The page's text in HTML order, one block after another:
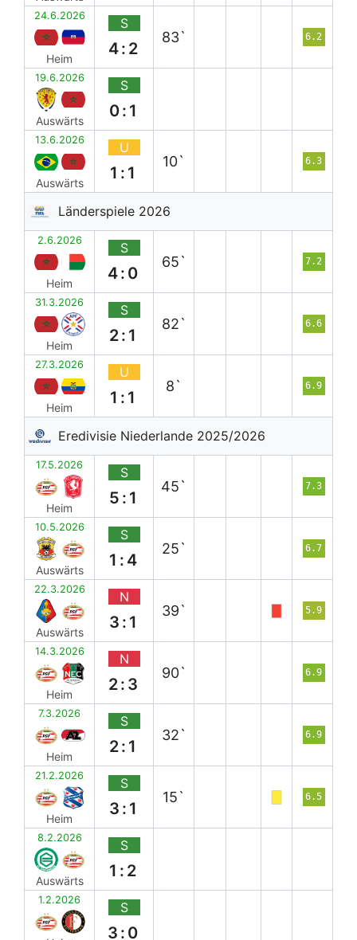
24.6.2026
Heim
S
4:2
83` 6.2
19.6.2026
Auswärts
S
0:1
13.6.2026
Auswärts
U
1:1
10` 6.3
Länderspiele 2026
2.6.2026
Heim
S
4:0
65` 7.2
31.3.2026
Heim
S
2:1
82` 6.6
27.3.2026
Heim
U
1:1
8` 6.9
Eredivisie Niederlande 2025/2026
17.5.2026
Heim
S
5:1
45` 7.3
10.5.2026
Auswärts
S
1:4
25` 6.7
22.3.2026
Auswärts
N
3:1
39` 5.9
14.3.2026
Heim
N
2:3
90` 6.9
7.3.2026
Heim
S
2:1
32` 6.9
21.2.2026
Heim
S
3:1
15` 6.5
8.2.2026
Auswärts
S
1:2
1.2.2026 S
3:0